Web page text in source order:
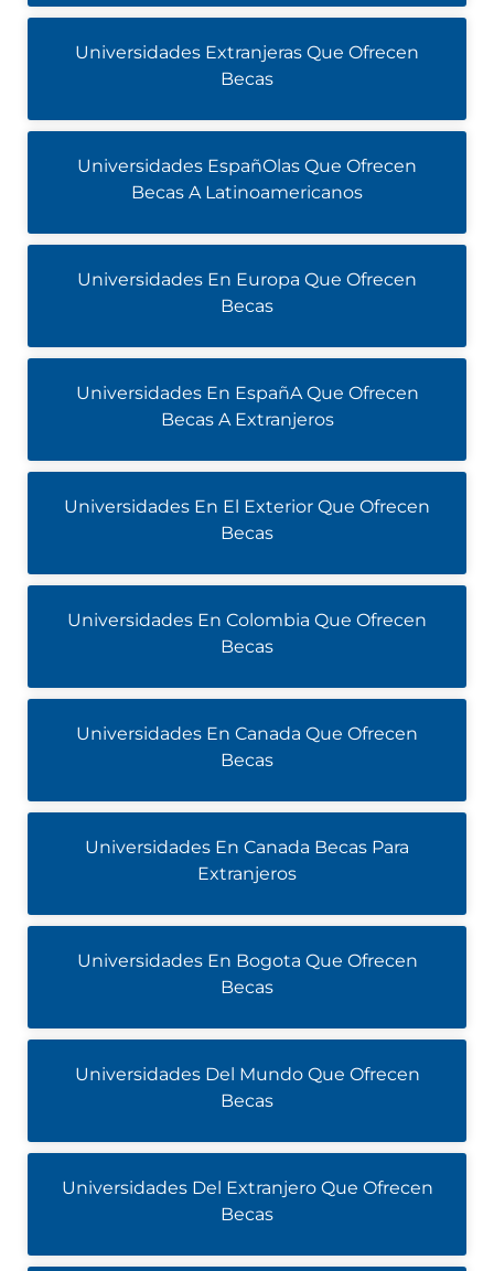
Universidades Extranjeras Que Ofrecen
Becas
Universidades EspañOlas Que Ofrecen
Becas A Latinoamericanos
Universidades En Europa Que Ofrecen
Becas
Universidades En EspañA Que Ofrecen
Becas A Extranjeros
Universidades En El Exterior Que Ofrecen
Becas
Universidades En Colombia Que Ofrecen
Becas
Universidades En Canada Que Ofrecen
Becas
Universidades En Canada Becas Para
Extranjeros
Universidades En Bogota Que Ofrecen
Becas
Universidades Del Mundo Que Ofrecen
Becas
Universidades Del Extranjero Que Ofrecen
Becas